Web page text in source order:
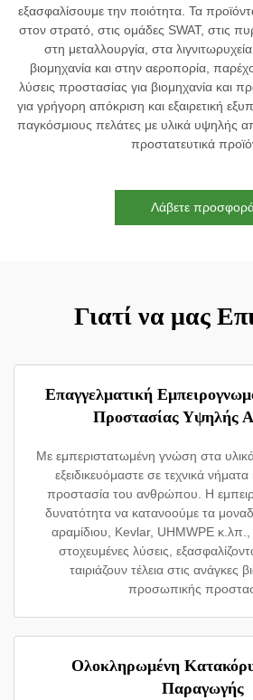
εξασφαλίσουμε την ποιότητα. Τα
στον στρατό, στις ομάδες SWAT, στις
στη μεταλλουργία, στα
βιομηχανία και στην αεροπορία,
λύσεις προστασίας για βιομηχανία και
για γρήγορη απόκριση και εξαιρετική
παγκόσμιους πελάτες με υλικά υψηλής
προστατευτικά
Λάβετε
Γιατί να μας
Επαγγελματική
Προστασίας Υψηλής
Με εμπεριστατωμένη γνώση στα
εξειδικευόμαστε σε τεχνικά
προστασία του ανθρώπου. Η
δυνατότητα να κατανοούμε τα
αραμίδιου, Kevlar, UHMWPE
στοχευμένες λύσεις,
ταιριάζουν τέλεια στις ανάγκες
προσωπικής
Ολοκληρωμένη
Παραγωγής